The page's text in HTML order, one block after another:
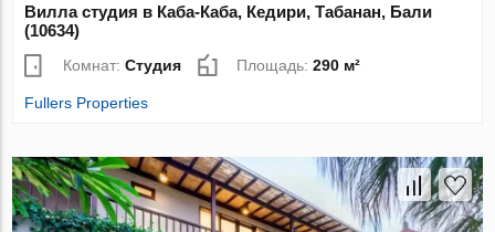
Вилла студия в Каба-Каба, Кедири, Табанан, Бали
(10634)
Комнат:Студия Площадь:290 м²
Fullers Properties